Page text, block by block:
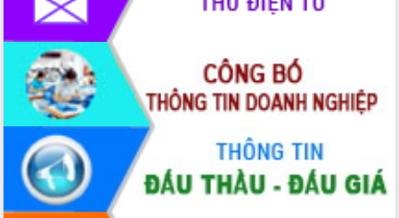
Tập huấn ứng dụng trí tuệ nhân tạo (AI)
trong thương mại điện tử năm 2026
Đoàn đại biểu Quốc hội tỉnh Đắk Lắk
trao đổi thông tin trước Kỳ họp thứ
nhất, Quốc hội khóa XVI
Quyết liệt cải cách hành chính, khơi
thông nguồn lực phát triển
Nâng cao hiệu lực, hiệu quả HĐND
tỉnh thông qua hiện đại hóa hành chính
Xã Ea Phê gắn cải cách hành chính với
chuyển đổi số